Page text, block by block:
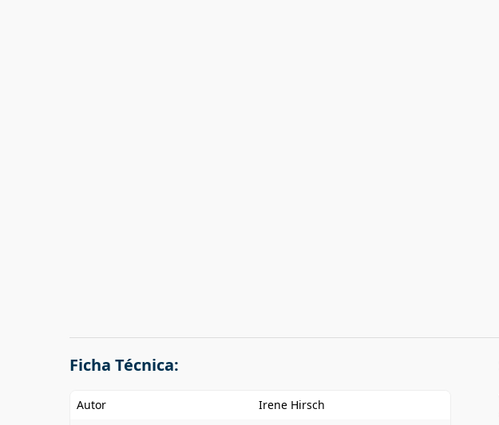
Ficha Técnica:
Autor
Irene Hirsch